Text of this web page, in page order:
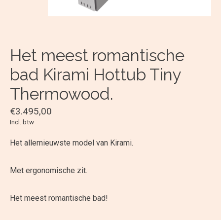
Het meest romantische
bad Kirami Hottub Tiny
Thermowood.
€3.495,00
Incl. btw
Het allernieuwste model van Kirami.
Met ergonomische zit.
Het meest romantische bad!